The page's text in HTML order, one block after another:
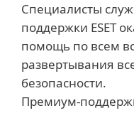
Специалисты
поддержки ESET
помощь по всем
развертывания
безопасности.
Премиум-